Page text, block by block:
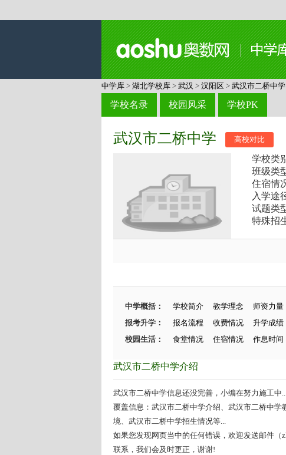
中学库 > 湖北学校库 > 武汉 > 汉阳区 > 武汉市二桥中学
学校名录 校园风采 学校PK
武汉市二桥中学 高校对比
学校类
班级类
住宿情
入学途
试题类
特殊招
中学概括： 学校简介 教学理念 师资力量
报考升学：
报名流程 收费情况 升学成绩
校园生活：
食堂情况 住宿情况 作息时间
武汉市二桥中学介绍
武汉市二桥中学信息还没完善，小编在努力施工中
覆盖信息：武汉市二桥中学介绍、武汉市二桥中
境、武汉市二桥中学招生情况等...
如果您发现网页当中的任何错误，欢迎发送邮件（
联系，我们会及时更正，谢谢!